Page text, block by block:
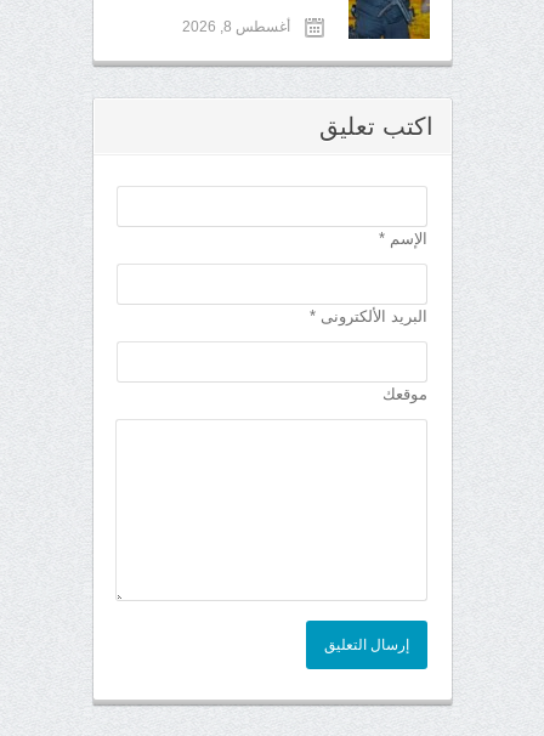
أغسطس 8, 2026
اكتب تعليق
الإسم *
البريد الألكترونى *
موقعك
إرسال التعليق